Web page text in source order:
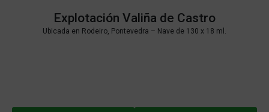
Explotación Valiña de Castro
Ubicada en Rodeiro, Pontevedra – Nave de 130 x 18 ml.